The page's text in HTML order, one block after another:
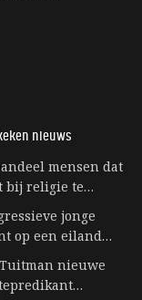
nieuws
mensen dat
bij religie te
jonge
op een eiland
nieuwe